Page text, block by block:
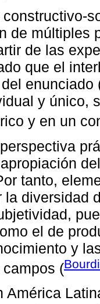
de múltiples
de las
que el
y único,
y en un
tanto,
la diversidad
el de
y
(
América